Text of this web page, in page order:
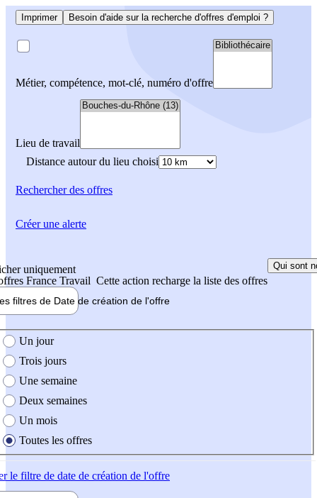
Imprimer Besoin d'aide sur la recherche d'offres d'emploi ?
Métier, compétence, mot-clé, numéro d'offre
Lieu de travail
Distance autour du lieu choisi
Rechercherdes offres
uniquement
France Travail Cette action recharge la liste des offres
Qui sont
filtres de Date de création de l'offre
création de l'offre
Un jour
Trois jours
Une semaine
Deux semaines
Un mois
Toutes les offres
le filtre de date de création de l'offre
Créer une alerte